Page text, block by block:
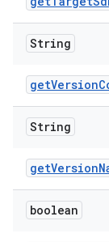
String
getVersion
String
getVersion
boolean